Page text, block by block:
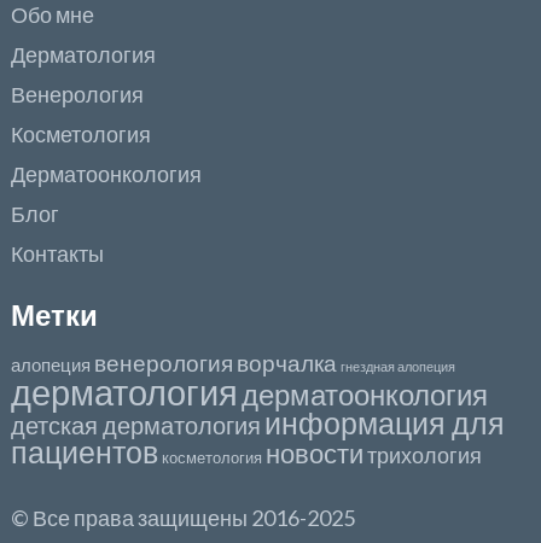
Обо мне
Дерматология
Венерология
Косметология
Дерматоонкология
Блог
Контакты
Метки
алопеция венерология ворчалка гнездная алопеция
дерматологиядерматоонкология
детская дерматология информация для
пациентов косметология новости трихология
© Все права защищены 2016-2025